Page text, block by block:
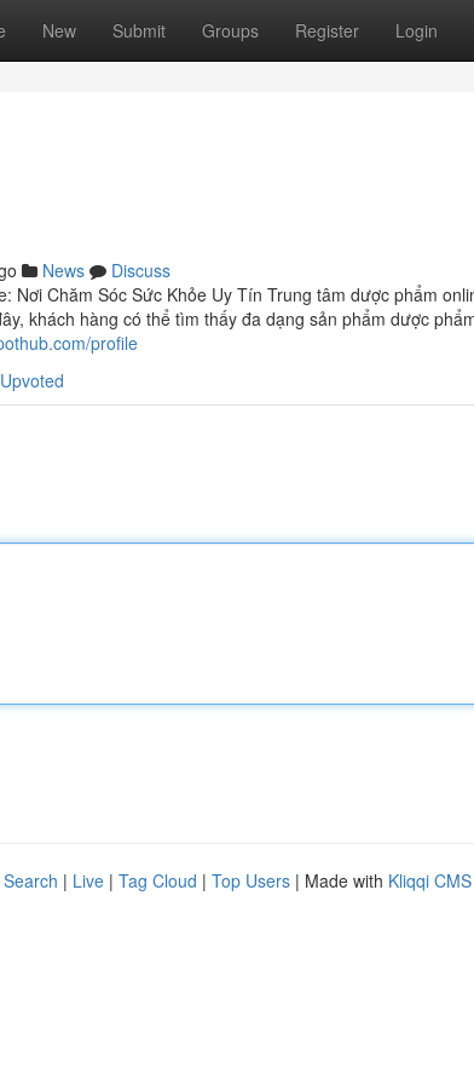
New Submit Groups Register Login
News
Discuss
Nơi Chăm Sóc Sức Khỏe Uy Tín Trung tâm dược phẩm
khách hàng có thể tìm thấy đa dạng sản phẩm dược
profile
| Live | Tag Cloud | Top Users | Made with Kliqqi CMS